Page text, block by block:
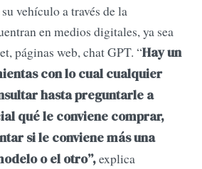
vehículo a través de la
en medios digitales, ya sea
páginas web, chat GPT. “Hay un
con lo cual cualquier
hasta preguntarle a
qué le conviene comprar,
si le conviene más una
o el otro”,explica